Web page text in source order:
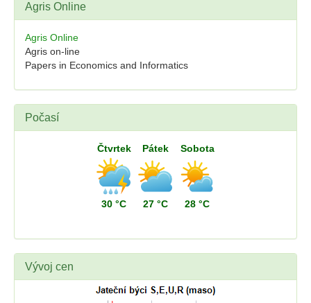
Agris Online
Agris Online
Agris on-line
Papers in Economics and Informatics
Počasí
Čtvrtek
30 °C
Pátek
27 °C
Sobota
28 °C
Vývoj cen